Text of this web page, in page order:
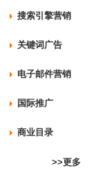
搜索引擎营销
关键词广告
电子邮件营销
国际推广
商业目录
>>更多